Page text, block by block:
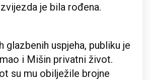
je bila rođena.
glazbenih uspjeha, publiku je
i Mišin privatni život.
su mu obilježile brojne